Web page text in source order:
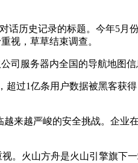
史记录的标题。今年5月
视，草草结束调查。
服务器内全国的导航地图信
1亿条用户数据被黑客获
越严峻的安全挑战。企业
火山方舟是火山引擎旗下